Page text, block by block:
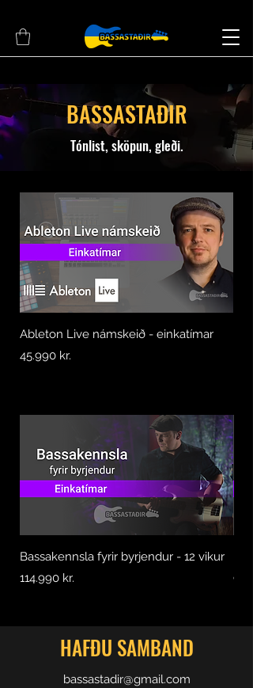
BASSASTAÐIR
​Tónlist, sköpun, gleði.
Ableton Live námskeið - einkatímar
Price
45.990 kr.
Bassakennsla fyrir byrjendur - 12 vikur
Price
114.990 kr.
Price
HAFÐU SAMBAND
bassastadir@gmail.com